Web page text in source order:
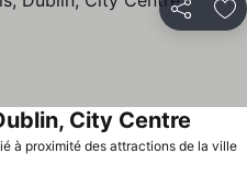
Partager
à proximité des attractions de la ville
City Centre